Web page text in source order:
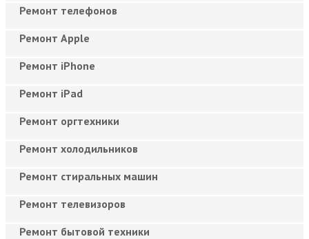
Ремонт телефонов
Ремонт Apple
Ремонт iPhone
Ремонт iPad
Ремонт оргтехники
Ремонт холодильников
Ремонт стиральных машин
Ремонт телевизоров
Ремонт бытовой техники